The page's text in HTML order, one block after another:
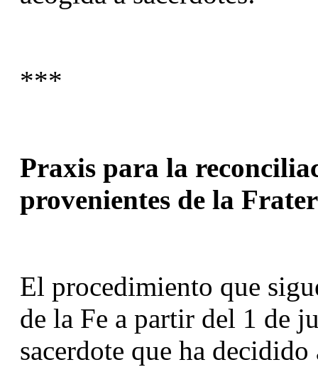
***
Praxis para la
provenientes de la
El procedimiento que
de la Fe a partir del 1 de
sacerdote que ha